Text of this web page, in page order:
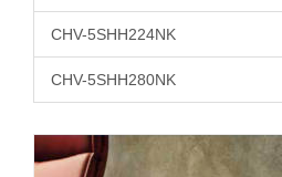
CHV-5SHH224NK
CHV-5SHH280NK